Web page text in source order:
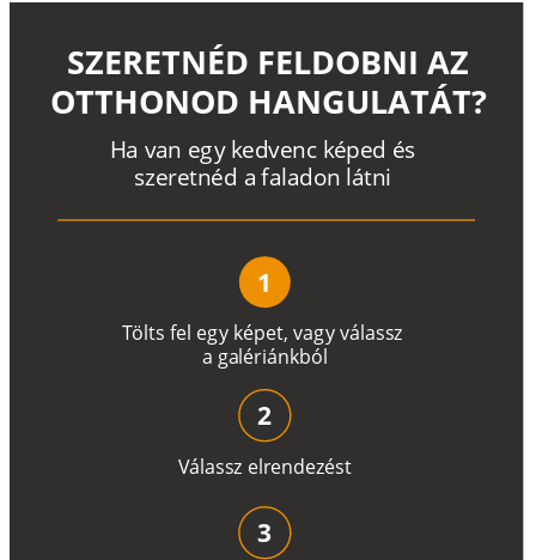
Tölts fel egy képet, vagyválassz
a galériánkból
Ha van egy kedvenc képed és
szeretnéd a faladon látni
SZERETNÉD FELDOBNI AZ
OTTHONOD HANGULATÁT?
1
Válassz elrendezést
2
3